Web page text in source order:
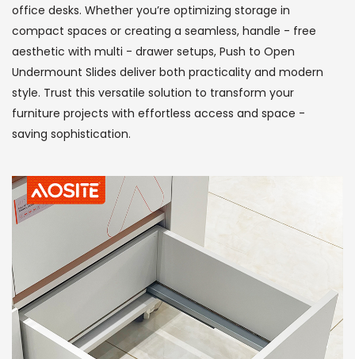
office desks. Whether you’re optimizing storage in
compact spaces or creating a seamless, handle - free
aesthetic with multi - drawer setups, Push to Open
Undermount Slides deliver both practicality and modern
style. Trust this versatile solution to transform your
furniture projects with effortless access and space -
saving sophistication.